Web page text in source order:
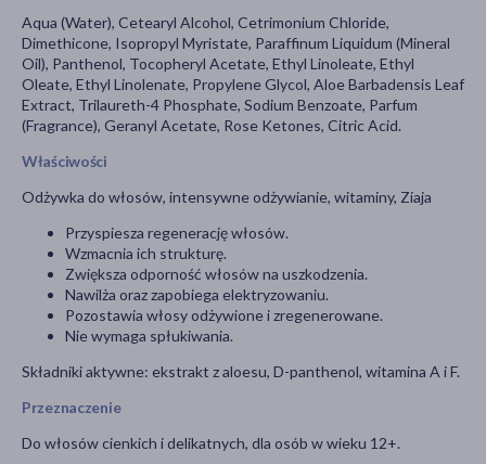
Aqua (Water), Cetearyl Alcohol, Cetrimonium Chloride,
Dimethicone, Isopropyl Myristate, Paraffinum Liquidum (Mineral
Oil), Panthenol, Tocopheryl Acetate, Ethyl Linoleate, Ethyl
Oleate, Ethyl Linolenate, Propylene Glycol, Aloe Barbadensis Leaf
Extract, Trilaureth-4 Phosphate, Sodium Benzoate, Parfum
(Fragrance), Geranyl Acetate, Rose Ketones, Citric Acid.
Właściwości
Odżywka do włosów, intensywne odżywianie, witaminy, Ziaja
Przyspiesza regenerację włosów.
Wzmacnia ich strukturę.
Zwiększa odporność włosów na uszkodzenia.
Nawilża oraz zapobiega elektryzowaniu.
Pozostawia włosy odżywione i zregenerowane.
Nie wymaga spłukiwania.
Składniki aktywne: ekstrakt z aloesu, D-panthenol, witamina A i F.
Przeznaczenie
Do włosów cienkich i delikatnych, dla osób w wieku 12+.